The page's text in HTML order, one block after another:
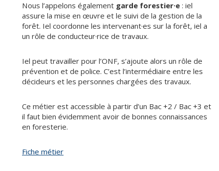
Nous l’appelons également garde forestier·e : iel
assure la mise en œuvre et le suivi de la gestion de la
forêt. Iel coordonne les intervenant·es sur la forêt, iel a
un rôle de conducteur·rice de travaux.
Iel peut travailler pour l’ONF, s’ajoute alors un rôle de
prévention et de police. C’est l’intermédiaire entre les
décideurs et les personnes chargées des travaux.
Ce métier est accessible à partir d’un Bac +2 / Bac +3 et
il faut bien évidemment avoir de bonnes connaissances
en foresterie.
Fiche métier